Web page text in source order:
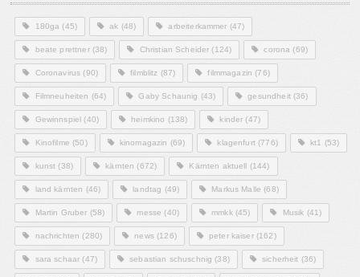
180ga (45) ak (48) arbeiterkammer (47)
beate prettner(38) Christian Scheider (124) corona (69)
Coronavirus (90) filmblitz (87) filmmagazin (76)
Filmneuheiten (64) Gaby Schaunig (43) gesundheit(36)
Gewinnspiel (40) heimkino (138) kinder (47)
Kinofilme (50) kinomagazin (69) klagenfurt(776) kt1 (53)
kunst (38) kärnten (672) Kärnten aktuell (144)
land kärnten (46) landtag (49) Markus Malle (68)
Martin Gruber (58) messe (40) mmkk(45) Musik (41)
nachrichten (280) news(126) peter kaiser(162)
sara schaar (47) sebastian schuschnig (38) sicherheit (36)